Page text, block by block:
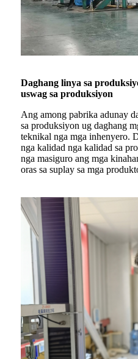
Daghang linya sa
uswag sa produksiyon
Ang among pabrika adunay
sa produksiyon ug daghang
teknikal nga mga inhenyero.
nga kalidad nga kalidad sa
nga masiguro ang mga
oras sa suplay sa mga